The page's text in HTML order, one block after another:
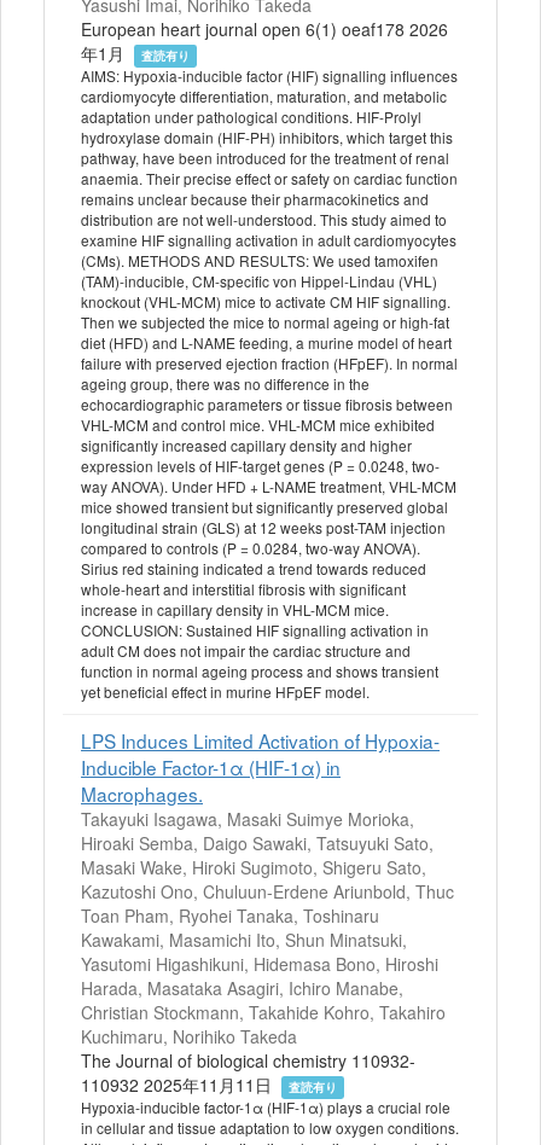
European heart journal open 6(1) oeaf178 2026
年1月
査読有り
AIMS: Hypoxia-inducible factor (HIF) signalling influences
cardiomyocyte differentiation, maturation, and metabolic
adaptation under pathological conditions. HIF-Prolyl
hydroxylase domain (HIF-PH) inhibitors, which target this
pathway, have been introduced for the treatment of renal
anaemia. Their precise effect or safety on cardiac function
remains unclear because their pharmacokinetics and
distribution are not well-understood. This study aimed to
examine HIF signalling activation in adult cardiomyocytes
(CMs). METHODS AND RESULTS: We used tamoxifen
(TAM)-inducible, CM-specific von Hippel-Lindau (VHL)
knockout (VHL-MCM) mice to activate CM HIF signalling.
Then we subjected the mice to normal ageing or high-fat
diet (HFD) and L-NAME feeding, a murine model of heart
failure with preserved ejection fraction (HFpEF). In normal
ageing group, there was no difference in the
echocardiographic parameters or tissue fibrosis between
VHL-MCM and control mice. VHL-MCM mice exhibited
significantly increased capillary density and higher
expression levels of HIF-target genes (P = 0.0248, two-
way ANOVA). Under HFD + L-NAME treatment, VHL-MCM
mice showed transient but significantly preserved global
longitudinal strain (GLS) at 12 weeks post-TAM injection
compared to controls (P = 0.0284, two-way ANOVA).
Sirius red staining indicated a trend towards reduced
whole-heart and interstitial fibrosis with significant
increase in capillary density in VHL-MCM mice.
CONCLUSION: Sustained HIF signalling activation in
adult CM does not impair the cardiac structure and
function in normal ageing process and shows transient
yet beneficial effect in murine HFpEF model.
LPS Induces Limited Activation of Hypoxia-
Inducible Factor-1α (HIF-1α) in
Macrophages.
Takayuki Isagawa, Masaki Suimye Morioka,
Hiroaki Semba, Daigo Sawaki, Tatsuyuki Sato,
Masaki Wake, Hiroki Sugimoto, Shigeru Sato,
Kazutoshi Ono, Chuluun-Erdene Ariunbold, Thuc
Toan Pham, Ryohei Tanaka, Toshinaru
Kawakami, Masamichi Ito, Shun Minatsuki,
Yasutomi Higashikuni, Hidemasa Bono, Hiroshi
Harada, Masataka Asagiri, Ichiro Manabe,
Christian Stockmann, Takahide Kohro, Takahiro
Kuchimaru, Norihiko Takeda
The Journal of biological chemistry 110932-
110932 2025年11月11日
査読有り
Hypoxia-inducible factor-1α (HIF-1α) plays a crucial role
in cellular and tissue adaptation to low oxygen conditions.